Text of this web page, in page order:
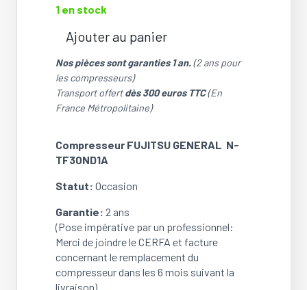
756.87 €.
1 en stock
quantité
de
Compresseur
FUJITSU
GENERAL
(OCCASION)
Ajouter au panier
Nos pièces sont garanties 1 an.(2 ans pour
les compresseurs)
Transport offertdès 300 euros TTC(En
France Métropolitaine)
Compresseur FUJITSU GENERAL N-
TF30ND1A
Statut: Occasion
Garantie: 2 ans
(Pose impérative par un professionnel:
Merci de joindre le CERFA et facture
concernant le remplacement du
compresseur dans les 6 mois suivant la
livraison)